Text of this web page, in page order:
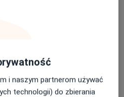
i naszym partnerom używać
technologii) do zbierania